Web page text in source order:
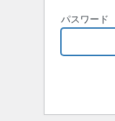
パスワード